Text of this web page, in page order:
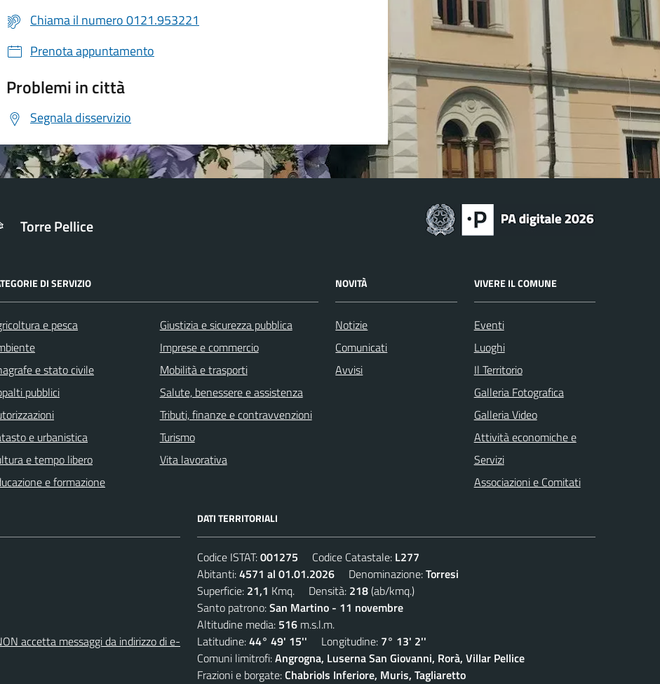
Chiama il numero 0121.953221
Prenota appuntamento
Problemi in città
Segnala disservizio
Torre Pellice
DI SERVIZIO
e pesca
e stato civile
pubblici
e urbanistica
e tempo libero
e formazione
Giustizia e sicurezza pubblica
Imprese e commercio
Mobilità e trasporti
Salute, benessere e assistenza
Tributi, finanze e contravvenzioni
Turismo
Vita lavorativa
NOVITÀ
Notizie
Comunicati
Avvisi
VIVERE IL COMUNE
Eventi
Luoghi
Il Territorio
Galleria Fotografica
Galleria Video
Attività economiche e
Servizi
Associazioni e Comitati
accetta messaggi da indirizzo di e-
DATI TERRITORIALI
Codice ISTAT:001275 Codice Catastale: L277
Abitanti:4571 al 01.01.2026 Denominazione:Torresi
Superficie: 21,1 Kmq. Densità: 218(ab/kmq.)
Santo patrono:San Martino - 11 novembre
Altitudine media: 516 m.s.l.m.
Latitudine:44° 49' 15'' Longitudine: 7° 13' 2''
Comuni limitrofi:Angrogna, Luserna San Giovanni, Rorà, Villar Pellice
Frazioni e borgate:Chabriols Inferiore, Muris, Tagliaretto